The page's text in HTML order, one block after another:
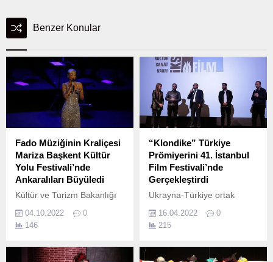
Benzer Konular
Fado Müziğinin Kraliçesi
Mariza Başkent Kültür
Yolu Festivali’nde
Ankaralıları Büyüledi
Kültür ve Turizm Bakanlığı
tarafından düzenlenen
Başkent Kültür Yolu Festivali
kapsamında dün (3 Ekim
CSO Ada Ankara’da sahne
04.10.2022
0
146
“Klondike” Türkiye
Prömiyerini 41. İstanbul
Film Festivali’nde
Gerçekleştirdi
Ukrayna-Türkiye ortak
yapımı “Klondike” filminin
Türkiye’deki ilk gösterimi,
film ekibinin de katılımıyla
16.04.2022
0
215